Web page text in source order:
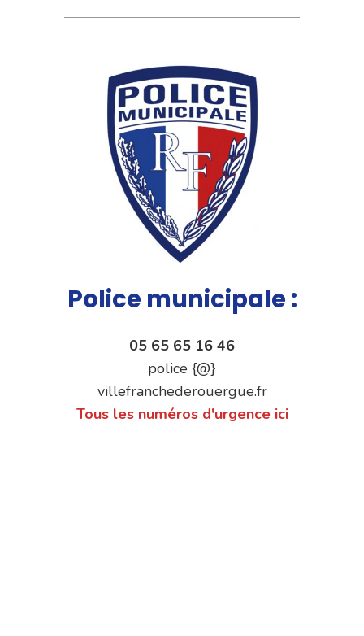
Police municipale :
05 65 65 16 46
police {@}
villefranchederouergue.fr
Tous les numéros d'urgence ici